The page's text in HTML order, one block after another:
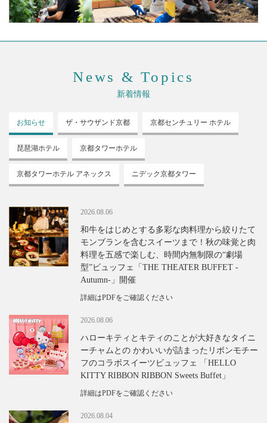
News & Topics
新着情報
お知らせ ザ・サウザンド京都 京都センチュリー ホテル
琵琶湖ホテル 京都タワーホテル
京都タワーホテル アネックス ニデック京都タワー
2026.08.06
和牛をはじめとする多彩な肉料理から絞りたて
モンブランを含むスイーツまで！秋の味覚と肉
料理を五感で楽しむ、時間内無制限の“劇場
型”ビュッフェ「THE THEATER BUFFET -
Autumn-」開催
詳細はPDFをご確認ください
2026.08.06
ハローキティとキティのことが大好きなタイニ
ーチャムとの かわいいが詰まったリボンモチー
フのコラボスイーツビュッフェ 「HELLO
KITTY RIBBON RIBBON Sweets Buffet」
詳細はPDFをご確認ください
2026.08.04